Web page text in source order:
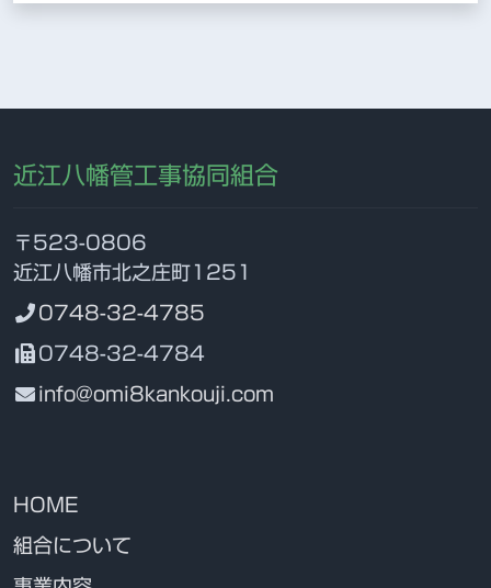
近江八幡管工事協同組合
〒523-0806
近江八幡市北之庄町1251
0748-32-4785
0748-32-4784
info@omi8kankouji.com
HOME
組合について